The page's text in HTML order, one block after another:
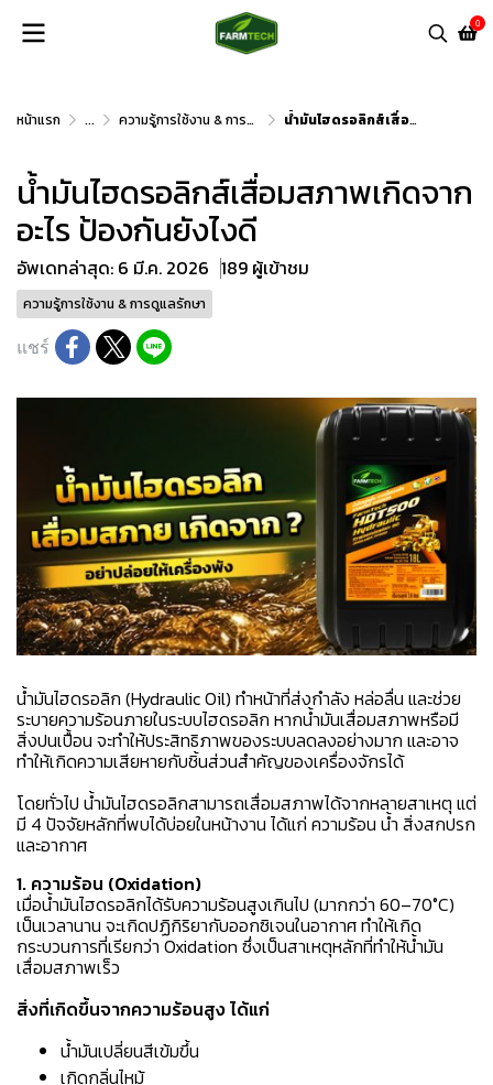
0
หน้าแรก ... ความรู้การใช้งาน & การดูแลรักษา น้ำมันไฮดรอลิกส์เสื่อมสภาพเกิดจากอะไร ป้องกันยังไงดี
น้ำมันไฮดรอลิกส์เสื่อมสภาพเกิดจาก
อะไร ป้องกันยังไงดี
อัพเดทล่าสุด: 6 มี.ค. 2026 189 ผู้เข้าชม
ความรู้การใช้งาน & การดูแลรักษา
แชร์
น้ำมันไฮดรอลิก (Hydraulic Oil) ทำหน้าที่ส่งกำลัง หล่อลื่น และช่วย
ระบายความร้อนภายในระบบไฮดรอลิก หากน้ำมันเสื่อมสภาพหรือมี
สิ่งปนเปื้อน จะทำให้ประสิทธิภาพของระบบลดลงอย่างมาก และอาจ
ทำให้เกิดความเสียหายกับชิ้นส่วนสำคัญของเครื่องจักรได้
โดยทั่วไป น้ำมันไฮดรอลิกสามารถเสื่อมสภาพได้จากหลายสาเหตุ แต่
มี 4 ปัจจัยหลักที่พบได้บ่อยในหน้างาน ได้แก่ ความร้อน น้ำ สิ่งสกปรก
และอากาศ
1. ความร้อน (Oxidation)
เมื่อน้ำมันไฮดรอลิกได้รับความร้อนสูงเกินไป (มากกว่า 60–70°C)
เป็นเวลานาน จะเกิดปฏิกิริยากับออกซิเจนในอากาศ ทำให้เกิด
กระบวนการที่เรียกว่า Oxidation ซึ่งเป็นสาเหตุหลักที่ทำให้น้ำมัน
เสื่อมสภาพเร็ว
สิ่งที่เกิดขึ้นจากความร้อนสูง ได้แก่
น้ำมันเปลี่ยนสีเข้มขึ้น
เกิดกลิ่นไหม้